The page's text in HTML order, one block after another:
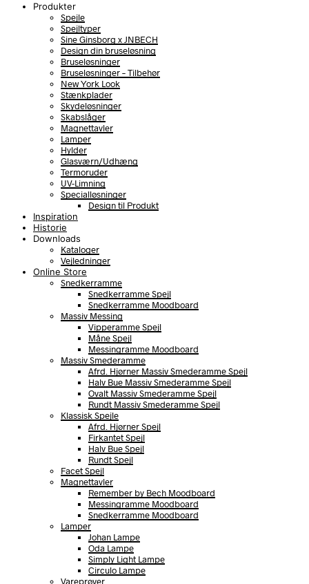
Produkter
Spejle
Spejltyper
Sine Ginsborg x JNBECH
Design din bruseløsning
Bruseløsninger
Bruseløsninger – Tilbehør
New York Look
Stænkplader
Skydeløsninger
Skabslåger
Magnettavler
Lamper
Hylder
Glasværn/Udhæng
Termoruder
UV-Limning
Specialløsninger
Design til Produkt
Inspiration
Historie
Downloads
Kataloger
Vejledninger
Online Store
Snedkerramme
Snedkerramme Spejl
Snedkerramme Moodboard
Massiv Messing
Vipperamme Spejl
Måne Spejl
Messingramme Moodboard
Massiv Smederamme
Afrd. Hjørner Massiv Smederamme Spejl
Halv Bue Massiv Smederamme Spejl
Ovalt Massiv Smederamme Spejl
Rundt Massiv Smederamme Spejl
Klassisk Spejle
Afrd. Hjørner Spejl
Firkantet Spejl
Halv Bue Spejl
Rundt Spejl
Facet Spejl
Magnettavler
Remember by Bech Moodboard
Messingramme Moodboard
Snedkerramme Moodboard
Lamper
Johan Lampe
Oda Lampe
Simply Light Lampe
Circulo Lampe
Vareprøver